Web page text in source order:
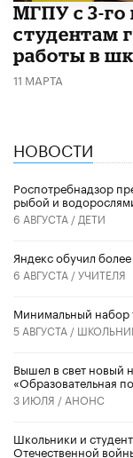
МГПУ с 3-го
студентам
работы в
11 МАРТА
НОВОСТИ
Роспотребнадзор
рыбой и
6 АВГУСТА / ДЕТИ
​Яндекс обучил
6 АВГУСТА /УЧИТЕЛЯ
Минимальный набор
5 АВГУСТА /
Вышел в свет новый
«Образовательная
3 ИЮЛЯ / АНОНС
Школьники и
Отечественной